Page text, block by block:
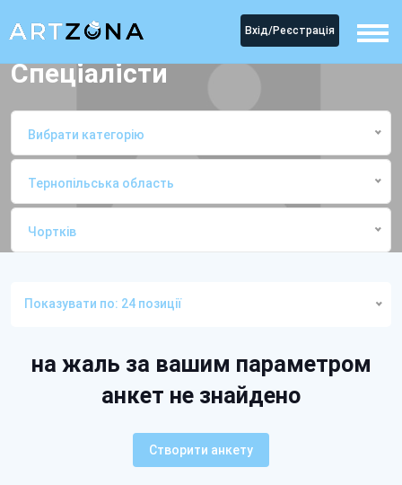
Вхід/Реєстрація
Спеціалісти
Вибрати категорію
Тернопільська область
Чортків
Показувати по: 24 позиції
на жаль за вашим параметром
анкет не знайдено
Створити анкету